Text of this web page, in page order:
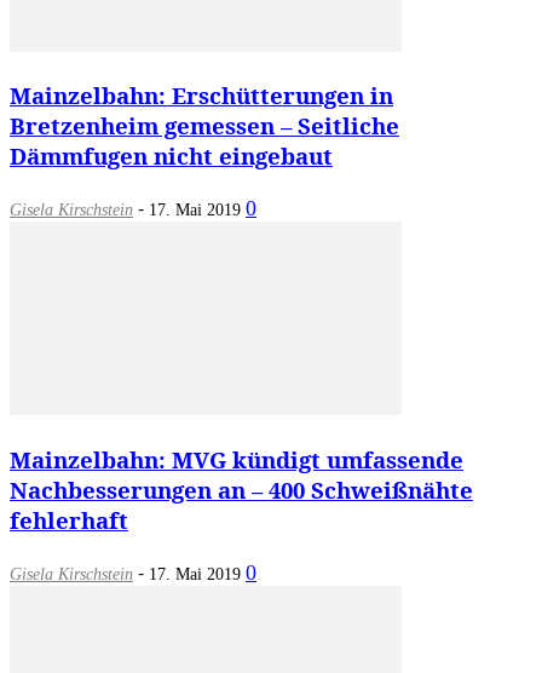
Mainzelbahn: Erschütterungen in
Bretzenheim gemessen – Seitliche
Dämmfugen nicht eingebaut
Gisela Kirschstein - 17. Mai 2019 0
Mainzelbahn: MVG kündigt umfassende
Nachbesserungen an – 400 Schweißnähte
fehlerhaft
Gisela Kirschstein - 17. Mai 2019 0